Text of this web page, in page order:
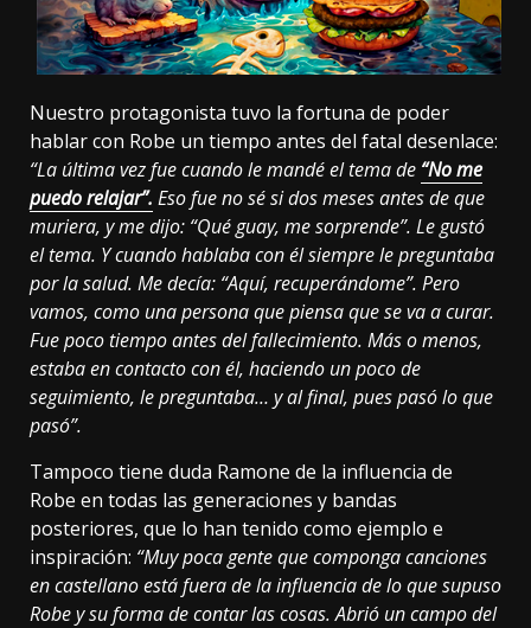
Nuestro protagonista tuvo la fortuna de poder
hablar con Robe un tiempo antes del fatal desenlace:
“La última vez fue cuando le mandé el tema de “No me
puedo relajar”. Eso fue no sé si dos meses antes de que
muriera, y me dijo: “Qué guay, me sorprende”. Le gustó
el tema. Y cuando hablaba con él siempre le preguntaba
por la salud. Me decía: “Aquí, recuperándome”. Pero
vamos, como una persona que piensa que se va a curar.
Fue poco tiempo antes del fallecimiento. Más o menos,
estaba en contacto con él, haciendo un poco de
seguimiento, le preguntaba… y al final, pues pasó lo que
pasó”.
Tampoco tiene duda Ramone de la influencia de
Robe en todas las generaciones y bandas
posteriores, que lo han tenido como ejemplo e
inspiración: “Muy poca gente que componga canciones
en castellano está fuera de la influencia de lo que supuso
Robe y su forma de contar las cosas. Abrió un campo del